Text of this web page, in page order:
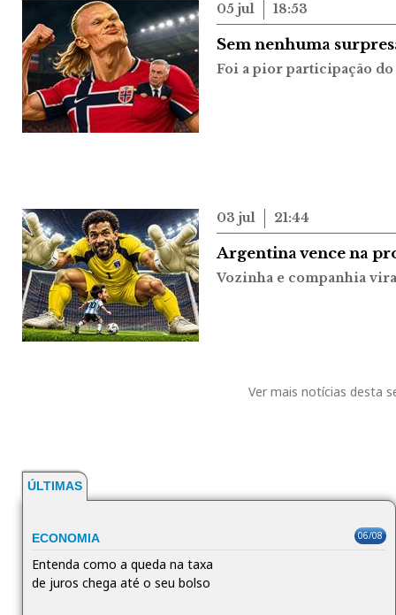
05 jul 18:53
Sem nenhuma
Foi a pior participação do
03 jul 21:44
Argentina vence na
Vozinha e companhia
Ver mais notícias desta
ÚLTIMAS
ECONOMIA 06/08
Entenda como a queda na taxa
de juros chega até o seu bolso